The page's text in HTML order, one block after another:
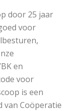
door 25 jaar
voor
en
voor
is een
van Coöperatie